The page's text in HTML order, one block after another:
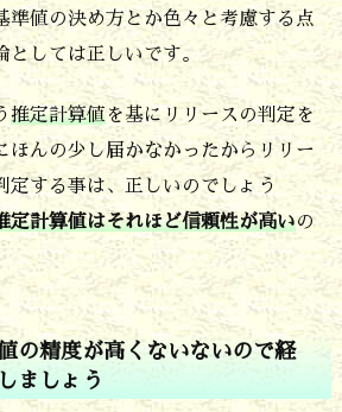
準値の決め方とか色々と考慮する点
としては正しいです。
推定計算値を基にリリースの判定を
ほんの少し届かなかったからリリー
定する事は、正しいのでしょう
定計算値はそれほど信頼性が高いの
の精度が高くないないので経
ましょう